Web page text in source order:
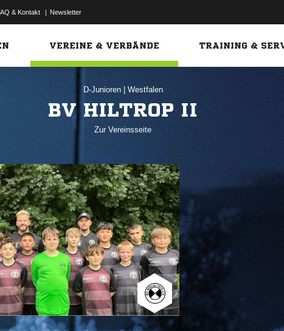
& Kontakt | Newsletter
VEREINE & VERBÄNDE TRAINING &
D-Junioren Westfalen
BV HILTROP II
Zur Vereinsseite